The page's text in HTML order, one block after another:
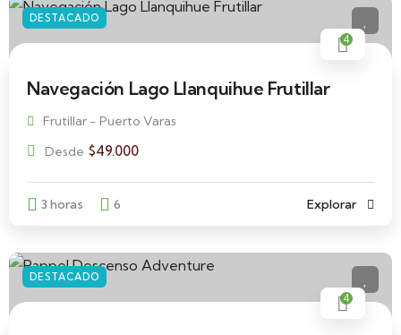
DESTACADO
4
Navegación Lago Llanquihue Frutillar
Frutillar - Puerto Varas
Desde $49.000
3 horas 6 Explorar
DESTACADO
4